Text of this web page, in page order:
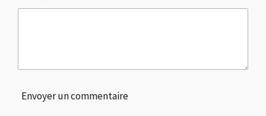
Envoyer un commentaire